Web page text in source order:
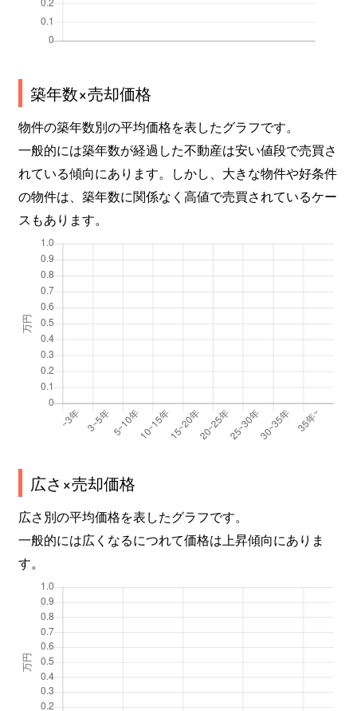
築年数×売却価格
物件の築年数別の平均価格を表したグラフです。
一般的には築年数が経過した不動産は安い値段で売買さ
れている傾向にあります。しかし、大きな物件や好条件
の物件は、築年数に関係なく高値で売買されているケー
スもあります。
広さ×売却価格
広さ別の平均価格を表したグラフです。
一般的には広くなるにつれて価格は上昇傾向にありま
す。